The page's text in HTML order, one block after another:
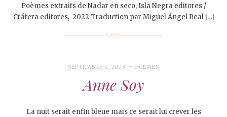
Poèmes extraits de Nadar en seco, Isla Negra editores /
Crátera editores, 2022 Traduction par Miguel Ángel Real […]
SEPTEMBRE 4, 2023 POÈMES
Anne Soy
La nuit serait enfin bleue mais ce serait lui crever les